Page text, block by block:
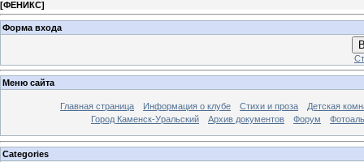
[ФЕНИКС]
Форма входа
Меню сайта
Главная страница Информация о клубе Стихи и проза
Детская
Город Каменск-Уральский
Архив документов Форум
Categories